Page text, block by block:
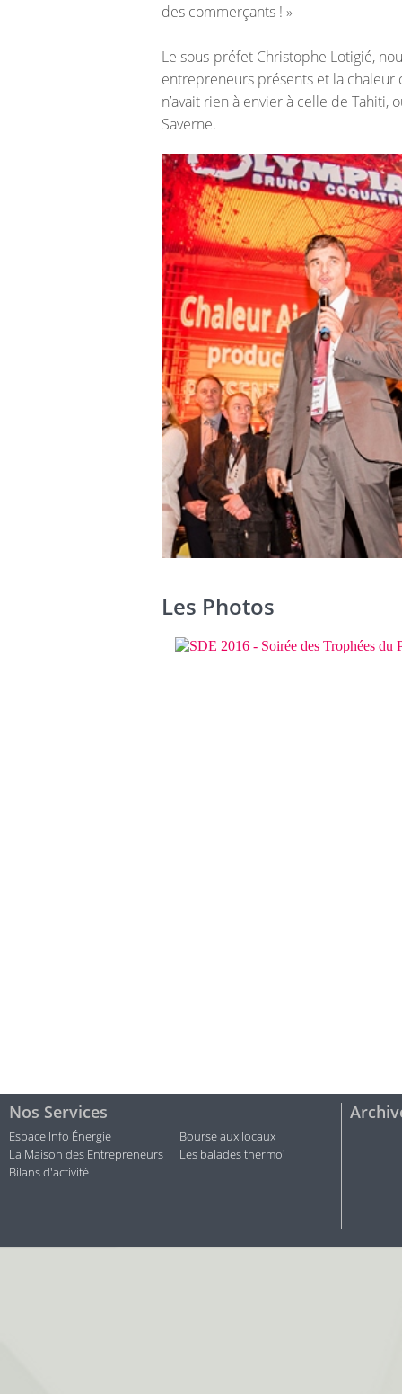
des commerçants ! »
Le sous-préfet Christophe Lotigié,
entrepreneurs présents et la chaleur
n’avait rien à envier à celle de Tahiti,
Saverne.
Les Photos
Nos Services
Espace Info Énergie
Bourse aux locaux
La Maison des Entrepreneurs
Les balades thermo'
Bilans d'activité